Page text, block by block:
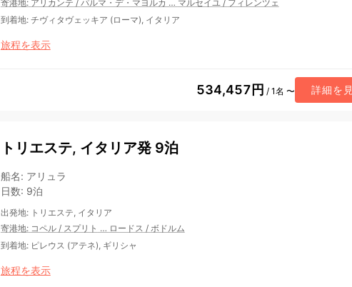
寄港地: アリカンテ / パルマ・デ・マヨルカ … マルセイユ / フィレンツェ
到着地: チヴィタヴェッキア (ローマ), イタリア
旅程を表示
534,457円 / 1名 〜 詳細を
トリエステ, イタリア発 9泊
船名: アリュラ
日数: 9泊
出発地: トリエステ, イタリア
寄港地: コペル/ スプリト … ロードス / ボドルム
到着地: ピレウス (アテネ), ギリシャ
旅程を表示